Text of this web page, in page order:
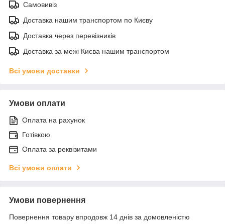
Самовивіз
Доставка нашим транспортом по Києву
Доставка через перевізників
Доставка за межі Києва нашим транспортом
Всі умови доставки
Умови оплати
Оплата на рахунок
Готівкою
Оплата за реквізитами
Всі умови оплати
Умови повернення
Повернення товару впродовж 14 днів за домовленістю